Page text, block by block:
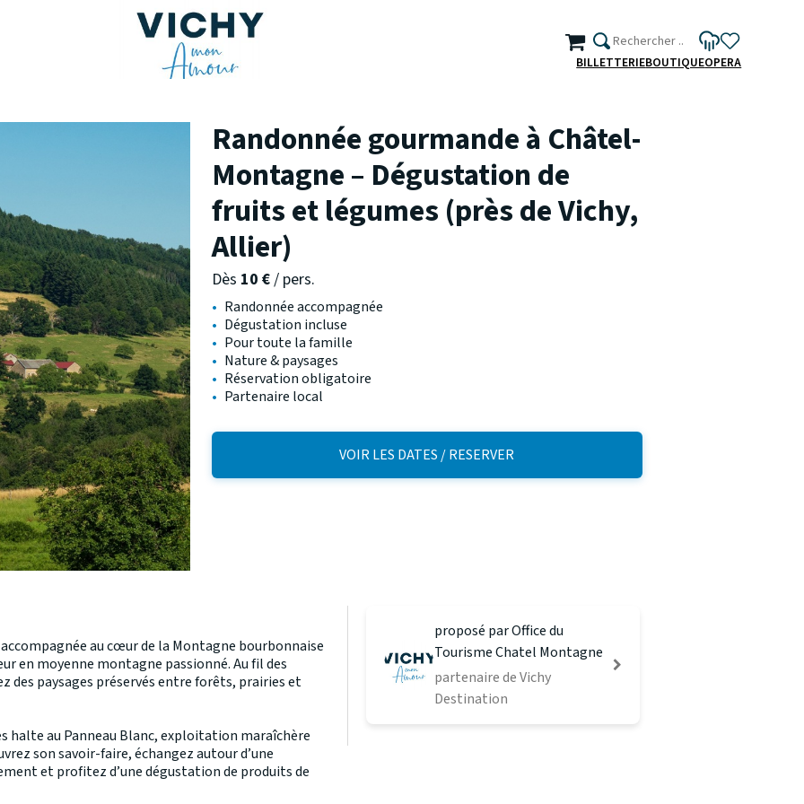
BILLETTERIEBOUTIQUEOPERA
Randonnée gourmande à Châtel-
Montagne – Dégustation de
fruits et légumes (près de Vichy,
Allier)
Dès 10 €/ pers.
• Randonnée accompagnée
• Dégustation incluse
• Pour toute la famille
• Nature & paysages
• Réservation obligatoire
• Partenaire local
VOIR LES DATES / RESERVER
au cœur de la Montagne bourbonnaise
en moyenne montagne passionné. Au fil des
des paysages préservés entre forêts, prairies et
halte au Panneau Blanc, exploitation maraîchère
son savoir-faire, échangez autour d’une
et profitez d’une dégustation de produits de
proposé par Office du
Tourisme Chatel Montagne
partenaire de Vichy
Destination